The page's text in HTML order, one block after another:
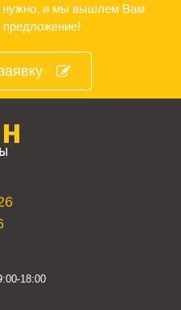
нужно, и мы вышлем Вам
предложение!
18:00